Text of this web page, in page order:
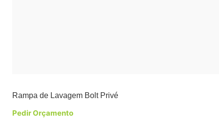
Rampa de Lavagem Bolt Privé
Pedir Orçamento